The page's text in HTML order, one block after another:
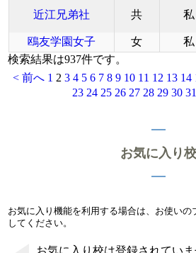
近江兄弟社 共 私
鴎友学園女子
女 私
検索結果は937件です。
< 前へ 1 2 3 4 5 6 7 8 9 10 11 12 13 14
23 24 25 26 27 28 29 30 31
お気に入り校
お気に入り機能を利用する場合は、お使いの
してください。
お気に入り校は登録されていま